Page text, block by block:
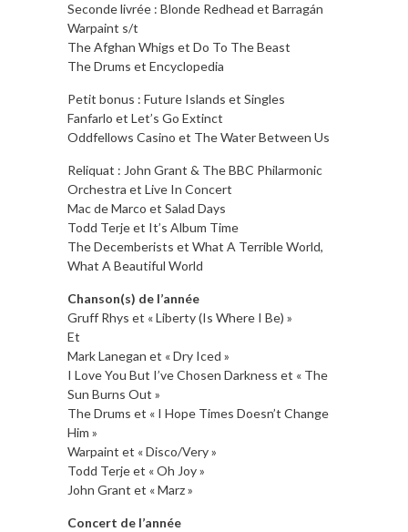
Seconde livrée : Blonde Redhead et Barragán
Warpaint s/t
The Afghan Whigs et Do To The Beast
The Drums et Encyclopedia
Petit bonus : Future Islands et Singles
Fanfarlo et Let’s Go Extinct
Oddfellows Casino et The Water Between Us
Reliquat : John Grant & The BBC Philarmonic
Orchestra et Live In Concert
Mac de Marco et Salad Days
Todd Terje et It’s Album Time
The Decemberists et What A Terrible World,
What A Beautiful World
Chanson(s) de l’année
Gruff Rhys et « Liberty (Is Where I Be) »
Et
Mark Lanegan et « Dry Iced »
I Love You But I’ve Chosen Darkness et « The
Sun Burns Out »
The Drums et « I Hope Times Doesn’t Change
Him »
Warpaint et « Disco/Very »
Todd Terje et « Oh Joy »
John Grant et « Marz »
Concert de l’année